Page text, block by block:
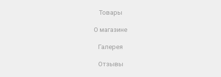
Товары
О магазине
Галерея
Отзывы